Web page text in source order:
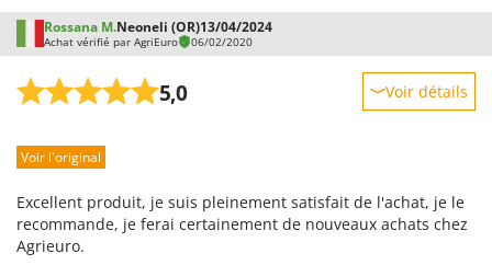
Rossana M.Neoneli (OR)13/04/2024
Achat vérifié par AgriEuro 06/02/2020
5,0 Voir détails
Prestations
Qualité / Prix
Facilité de montage
Voir l'original
Excellent produit, je suis pleinement satisfait de l'achat, je le
recommande, je ferai certainement de nouveaux achats chez
Agrieuro.